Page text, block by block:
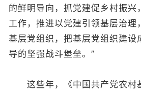
的鲜明导向，抓党建促乡村振兴
工作，推进以党建引领基层治理
基层党组织，把基层党组织建设
导的坚强战斗堡垒。”
这些年，《中国共产党农村